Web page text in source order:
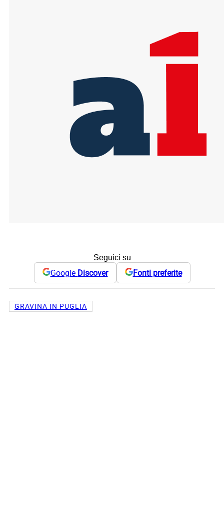
Seguici su
Google Discover Fonti preferite
GRAVINA IN PUGLIA